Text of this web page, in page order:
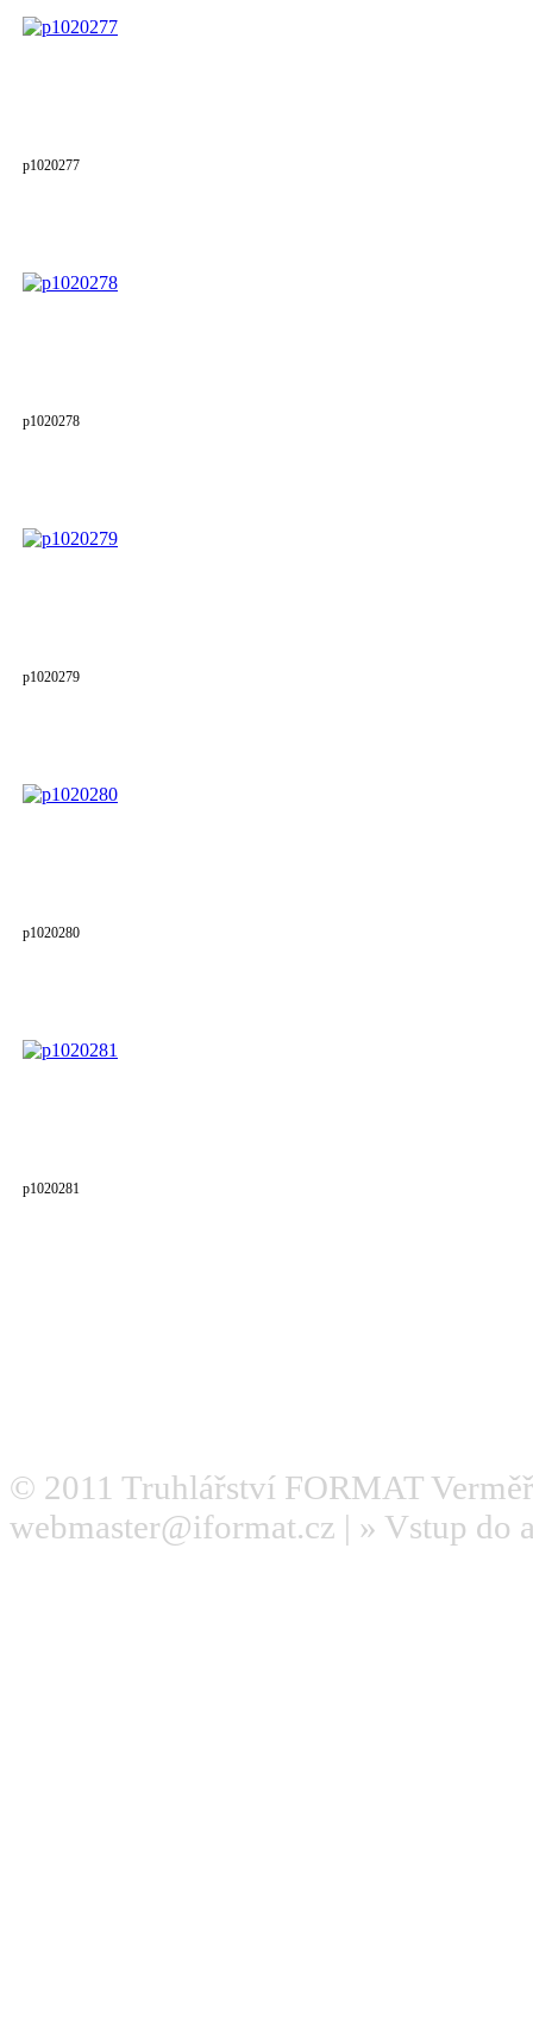
p1020277
p1020278
p1020279
p1020280
p1020281
© 2011 Truhlářství FORMAT
webmaster@iformat.cz | » Vstup do